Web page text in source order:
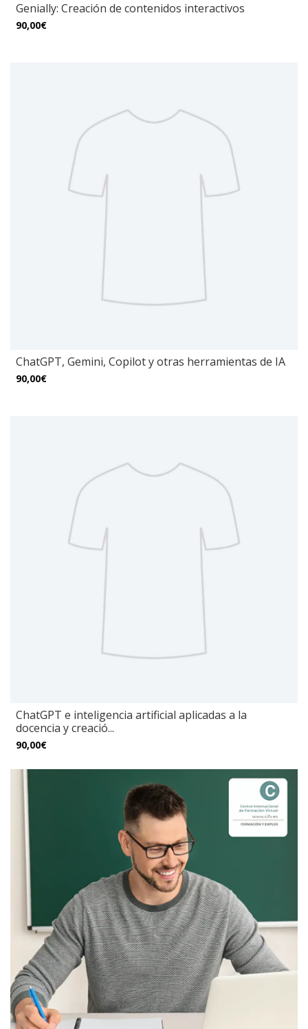
Genially: Creación de contenidos interactivos
90,00€
ChatGPT, Gemini, Copilot y otras herramientas de IA
90,00€
ChatGPT e inteligencia artificial aplicadas a la
docencia y creació...
90,00€